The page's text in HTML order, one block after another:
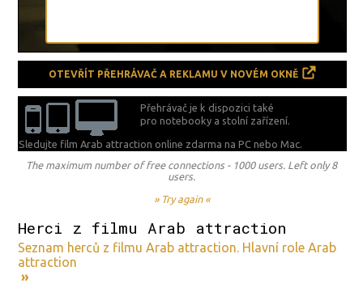
OTEVŘÍT PŘEHRÁVAČ A REKLAMU V NOVÉM OKNĚ
Přehrávač je k dispozici také
pro notebooky a stolní zařízení.
Sledujte film Arab attraction online zdarma naPC nebo Mac.
The maximum number of free connections - 1000 users. Left only 8
users.
» Try again «
Herci z filmu Arab attraction
Seznam herců z filmu Arab attraction. Hlavní role Arab
attraction
»